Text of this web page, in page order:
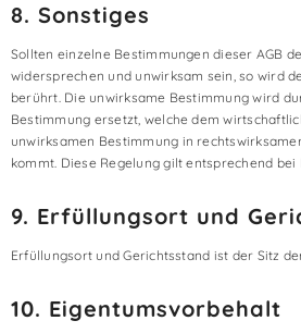
8. Sonstiges
Sollten einzelne Bestimmungen dieser AGB
widersprechen und unwirksam sein, so wird
berührt. Die unwirksame Bestimmung wird
Bestimmung ersetzt, welche dem
unwirksamen Bestimmung in
kommt. Diese Regelung gilt entsprechend bei
9. Erfüllungsort und
Erfüllungsort und Gerichtsstand ist der Sitz
10. Eigentumsvorbehalt